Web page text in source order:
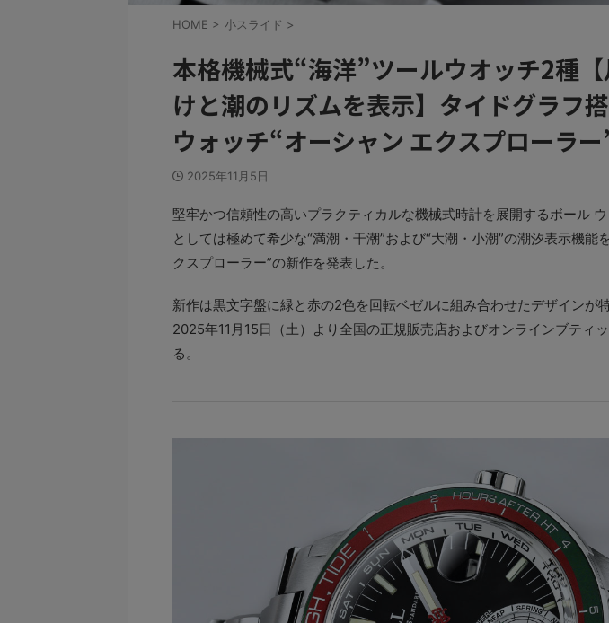
HOME > 小スライド >
本格機械式“海洋”ツールウオッチ2種
けと潮のリズムを表示】タイドグラフ
ウォッチ“オーシャン エクスプローラ
2025年11月5日
堅牢かつ信頼性の高いプラクティカルな機械式時計を展開するボール
としては極めて希少な“満潮・干潮”および“大潮・小潮”の潮汐表示機能
クスプローラー”の新作を発表した。
新作は黒文字盤に緑と赤の2色を回転ベゼルに組み合わせたデザインが
2025年11月15日（土）より全国の正規販売店およびオンラインブティ
る。